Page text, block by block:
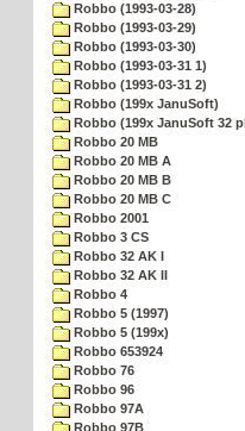
Robbo (1993-03-28)
Robbo (1993-03-29)
Robbo (1993-03-30)
Robbo (1993-03-31 1)
Robbo (1993-03-31 2)
Robbo (199x JanuSoft)
Robbo (199x JanuSoft 32
Robbo 20 MB
Robbo 20 MB A
Robbo 20 MB B
Robbo 20 MB C
Robbo 2001
Robbo 3 CS
Robbo 32 AK I
Robbo 32 AK II
Robbo 4
Robbo 5 (1997)
Robbo 5 (199x)
Robbo 653924
Robbo 76
Robbo 96
Robbo 97A
Robbo 97B